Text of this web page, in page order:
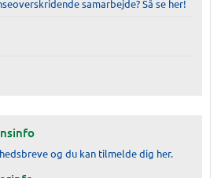
samarbejde? Så se her!
og du kan tilmelde dig her.